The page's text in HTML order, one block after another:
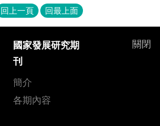
回上一頁 回最上面
關閉
國家發展研究期
刊
簡介
各期內容